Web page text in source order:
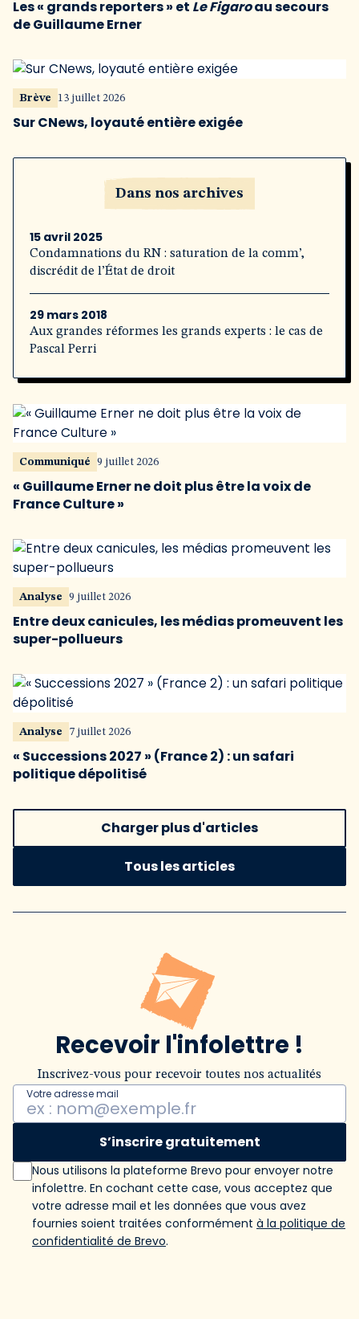
Les « grands reporters » et Le Figaroau secours
de Guillaume Erner
Brève 13 juillet 2026
Sur CNews, loyauté entière exigée
Dans nos archives
15 avril 2025
Condamnations du RN : saturation de la comm’,
discrédit de l’État de droit
29 mars 2018
Aux grandes réformes les grands experts : le cas de
Pascal Perri
Communiqué 9 juillet 2026
« Guillaume Erner ne doit plus être la voix de
France Culture »
Analyse 9 juillet 2026
Entre deux canicules, les médias promeuvent les
super-pollueurs
Analyse 7 juillet 2026
« Successions 2027 » (France 2) : un safari
politique dépolitisé
Charger plus d'articles
Tous les articles
Recevoir l'infolettre !
Inscrivez-vous pour recevoir toutes nos actualités
Votre adresse mail
S’inscrire gratuitement
Nous utilisons la plateforme Brevo pour envoyer notre
infolettre. En cochant cette case, vous acceptez que
votre adresse mail et les données que vous avez
fournies soient traitées conformément à la politique de
confidentialité de Brevo.